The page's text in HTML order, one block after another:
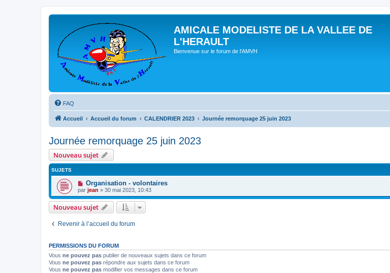
AMICALE MODELISTE DE LA VALLEE DE
L'HERAULT
Bienvenue sur le forum de l'AMVH
FAQ
Accueil Accueil du forum CALENDRIER 2023 Journée remorquage 25 juin 2023
Journée remorquage 25 juin 2023
Nouveau sujet
SUJETS
Organisation - volontaires
par jean » 30 mai 2023, 10:43
Nouveau sujet
Revenir à l’accueil du forum
PERMISSIONS DU FORUM
Vous ne pouvez pas publier de nouveaux sujets dans ce forum
Vous ne pouvez pas répondre aux sujets dans ce forum
Vous ne pouvez pas modifier vos messages dans ce forum